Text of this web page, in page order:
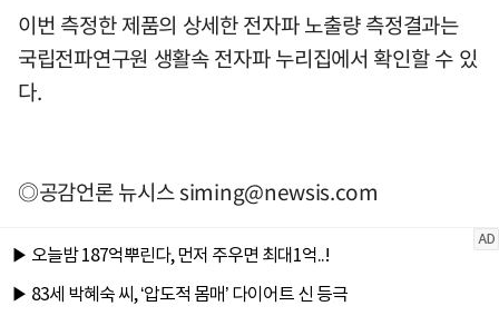
이번 측정한 제품의 상세한 전자파 노출량 측정결과는
국립전파연구원 생활속 전자파 누리집에서 확인할 수 있
다.
◎공감언론 뉴시스siming@newsis.com